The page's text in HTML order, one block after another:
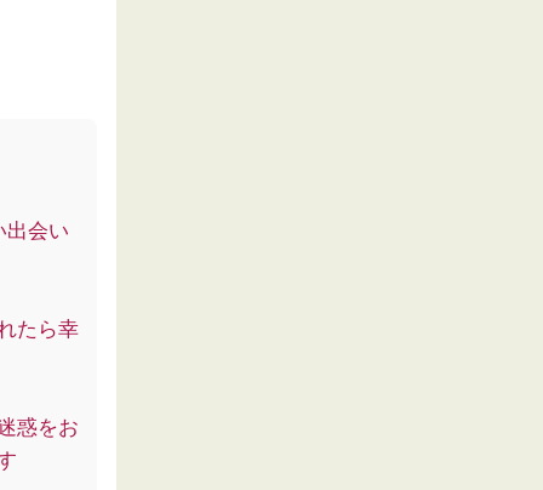
出会い
たら幸
惑をお